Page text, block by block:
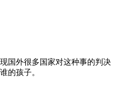
国外很多国家对这种事的判决
的孩子。